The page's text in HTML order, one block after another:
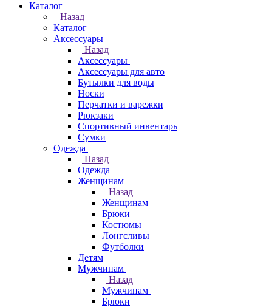
Каталог
Назад
Каталог
Аксессуары
Назад
Аксессуары
Аксессуары для авто
Бутылки для воды
Носки
Перчатки и варежки
Рюкзаки
Спортивный инвентарь
Сумки
Одежда
Назад
Одежда
Женщинам
Назад
Женщинам
Брюки
Костюмы
Лонгсливы
Футболки
Детям
Мужчинам
Назад
Мужчинам
Брюки